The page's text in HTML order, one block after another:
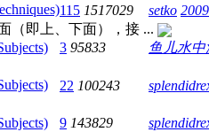
115 1517029 setko
（即上、下面），接 ...
3 95833 鱼儿水中
22 100243
9 143829